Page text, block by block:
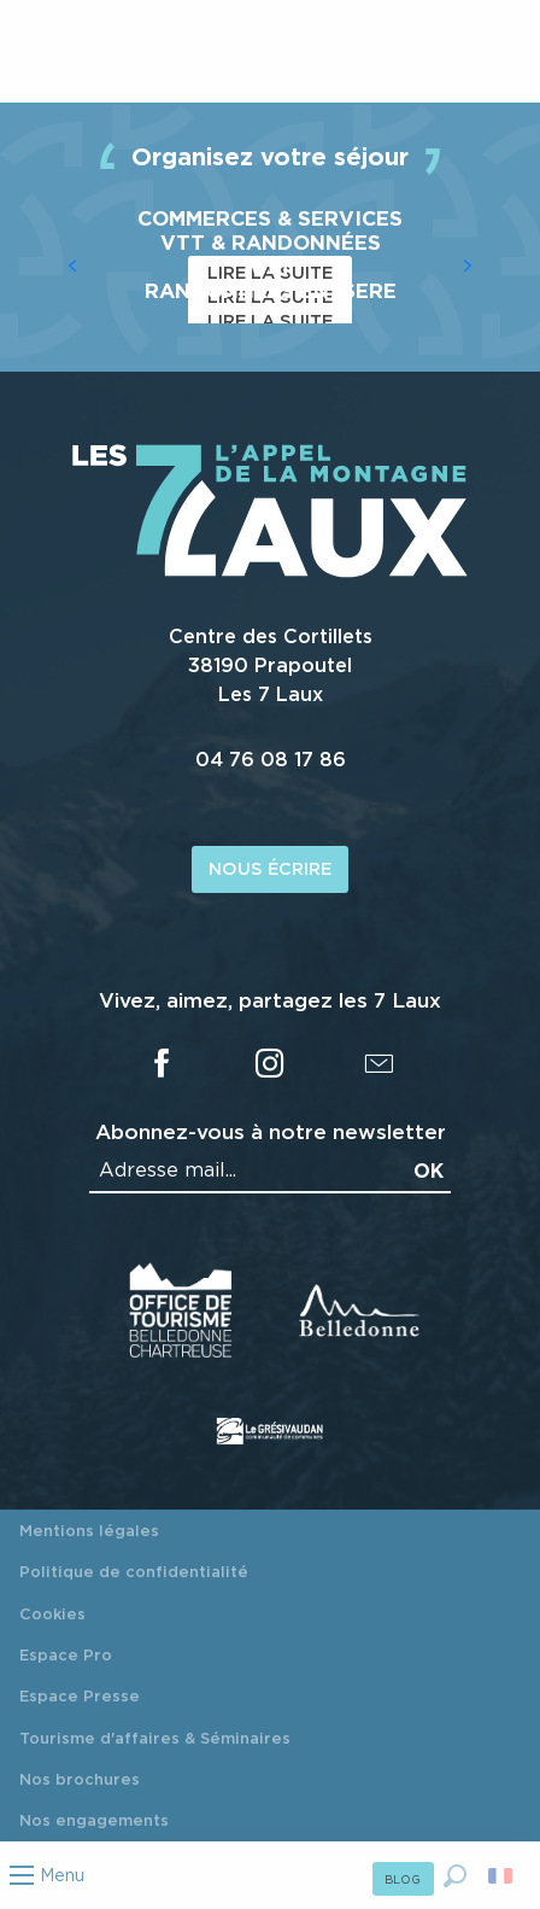
Menu BLOG
Organisez votre séjour
LIRE LA SUITE
COMMERCES & SERVICES
LIRE LA SUITE
VTT & RANDONNÉES
LIRE LA SUITE
VTT
RANDONNÉES EN ISERE
LIRE LA SUITE
Centre des Cortillets
38190 Prapoutel
Les 7 Laux
04 76 08 17 86
NOUS ÉCRIRE
Vivez, aimez, partagez les 7 Laux
Abonnez-vous à notre newsletter
Mentions légales
Politique de confidentialité
Cookies
Espace Pro
Espace Presse
Tourisme d'affaires & Séminaires
Nos brochures
Nos engagements